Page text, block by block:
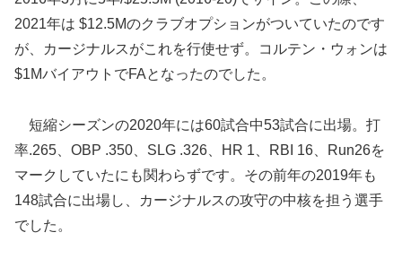
2021年は $12.5Mのクラブオプションがついていたのです
が、カージナルスがこれを行使せず。コルテン・ウォンは
$1MバイアウトでFAとなったのでした。
短縮シーズンの2020年には60試合中53試合に出場。打
率.265、OBP .350、SLG .326、HR 1、RBI 16、Run26を
マークしていたにも関わらずです。その前年の2019年も
148試合に出場し、カージナルスの攻守の中核を担う選手
でした。